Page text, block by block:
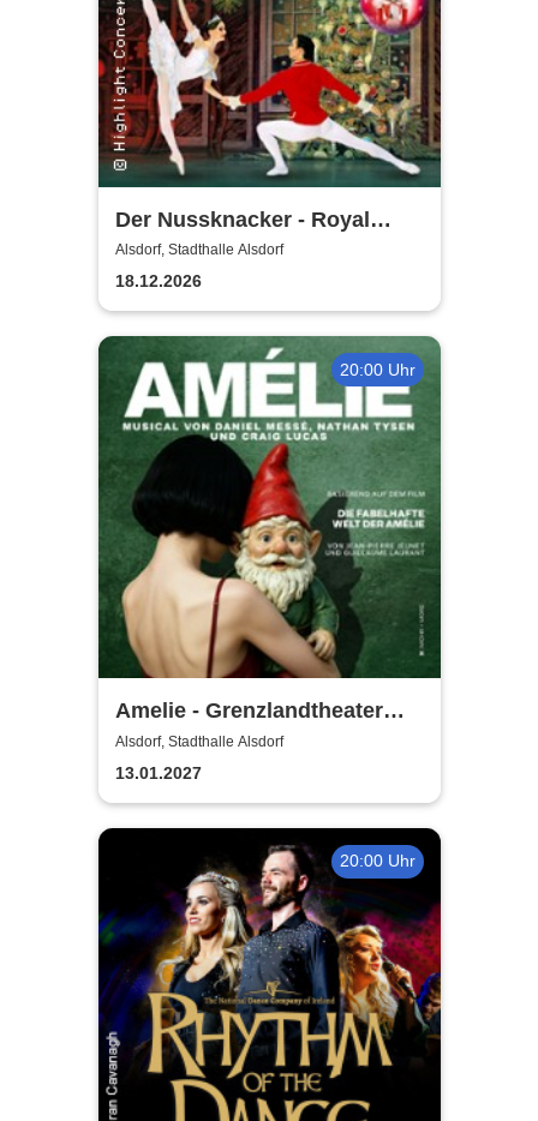
Der Nussknacker - Royal
Classical Ballet
Alsdorf, Stadthalle Alsdorf
18.12.2026
20:00 Uhr
Amelie - Grenzlandtheater
Aachen
Alsdorf, Stadthalle Alsdorf
13.01.2027
20:00 Uhr